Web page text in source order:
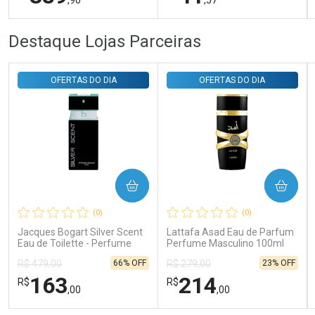
FECHAR
Laboratório
Comprar sem Desconto
Por R$ 389,90/cada
FECHAR
Por Menos
Comprar sem Desconto
Por R$ 389,90/cada
Comprar sem Desconto
Por R$ 41,57/cada
Comprar sem Desconto
Por R$ 41,57/cada
Destaque Lojas Parceiras
(0)
Jacques Bogart Silver Scent
Eau de Toilette - Perfume
OFERTAS DO DIA
R$ 479,00
R$163,00
66% OFF
COMPRAR
(0)
Lattafa Asad Eau de Parfum
Perfume Masculino 100ml
OFERTAS DO DIA
R$ 279,00
R$214,00
23% OFF
COMPRAR